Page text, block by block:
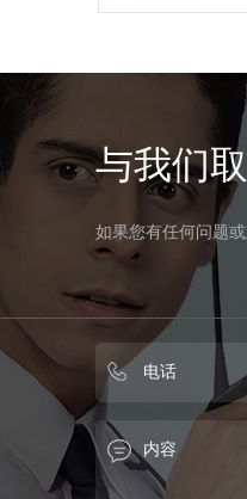
与我们
如果您有任何问题